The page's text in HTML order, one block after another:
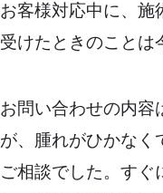
お客様対応中に、施
受けたときのことは
お問い合わせの内容
が、腫れがひかな
ご相談でした。すぐ